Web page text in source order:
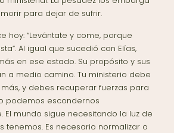
para dejar de sufrir.
hoy: “Levántate y come, porque
Al igual que sucedió con Elías,
en ese estado. Su propósito y sus
a medio camino. Tu ministerio debe
y debes recuperar fuerzas para
podemos escondernos
El mundo sigue necesitando la luz de
tenemos. Es necesario normalizar o